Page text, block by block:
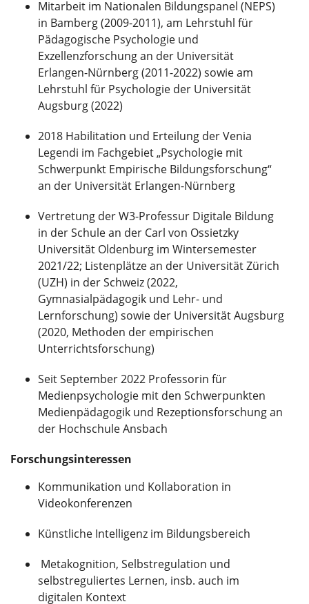
Mitarbeit im Nationalen Bildungspanel (NEPS)
in Bamberg (2009-2011), am Lehrstuhl für
Pädagogische Psychologie und
Exzellenzforschung an der Universität
Erlangen-Nürnberg (2011-2022) sowie am
Lehrstuhl für Psychologie der Universität
Augsburg (2022)
2018 Habilitation und Erteilung der Venia
Legendi im Fachgebiet „Psychologie mit
Schwerpunkt Empirische Bildungsforschung“
an der Universität Erlangen-Nürnberg
Vertretung der W3-Professur Digitale Bildung
in der Schule an der Carl von Ossietzky
Universität Oldenburg im Wintersemester
2021/22; Listenplätze an der Universität Zürich
(UZH) in der Schweiz (2022,
Gymnasialpädagogik und Lehr- und
Lernforschung) sowie der Universität Augsburg
(2020, Methoden der empirischen
Unterrichtsforschung)
Seit September 2022 Professorin für
Medienpsychologie mit den Schwerpunkten
Medienpädagogik und Rezeptionsforschung an
der Hochschule Ansbach
Forschungsinteressen
Kommunikation und Kollaboration in
Videokonferenzen
Künstliche Intelligenz im Bildungsbereich
Metakognition, Selbstregulation und
selbstreguliertes Lernen, insb. auch im
digitalen Kontext